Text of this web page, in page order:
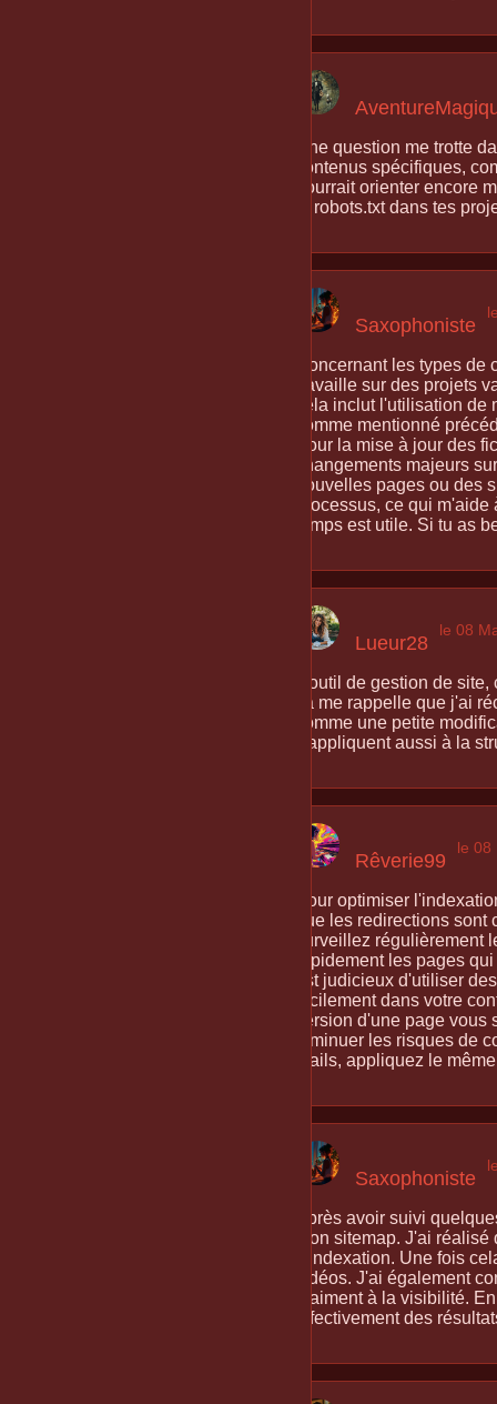
Une question me trotte
contenus spécifiques,
pourrait orienter encore
et robots.txt dans tes
Saxophoniste
Concernant les types
travaille sur des projets
cela inclut l'utilisation
comme mentionné
Pour la mise à jour des
changements majeurs
nouvelles pages ou des
processus, ce qui
temps est utile. Si tu as
Lueur28
le 08
L'outil de gestion de
ça me rappelle que j'ai
comme une petite
s'appliquent aussi à la
Rêverie99
le 08
Pour optimiser
que les redirections
surveillez régulièrement
rapidement les pages
est judicieux d'utiliser
facilement dans votre
version d'une page
diminuer les risques de
mails, appliquez le
Saxophoniste
Après avoir suivi
mon sitemap. J'ai
d'indexation. Une fois
vidéos. J'ai également
vraiment à la visibilité.
effectivement des